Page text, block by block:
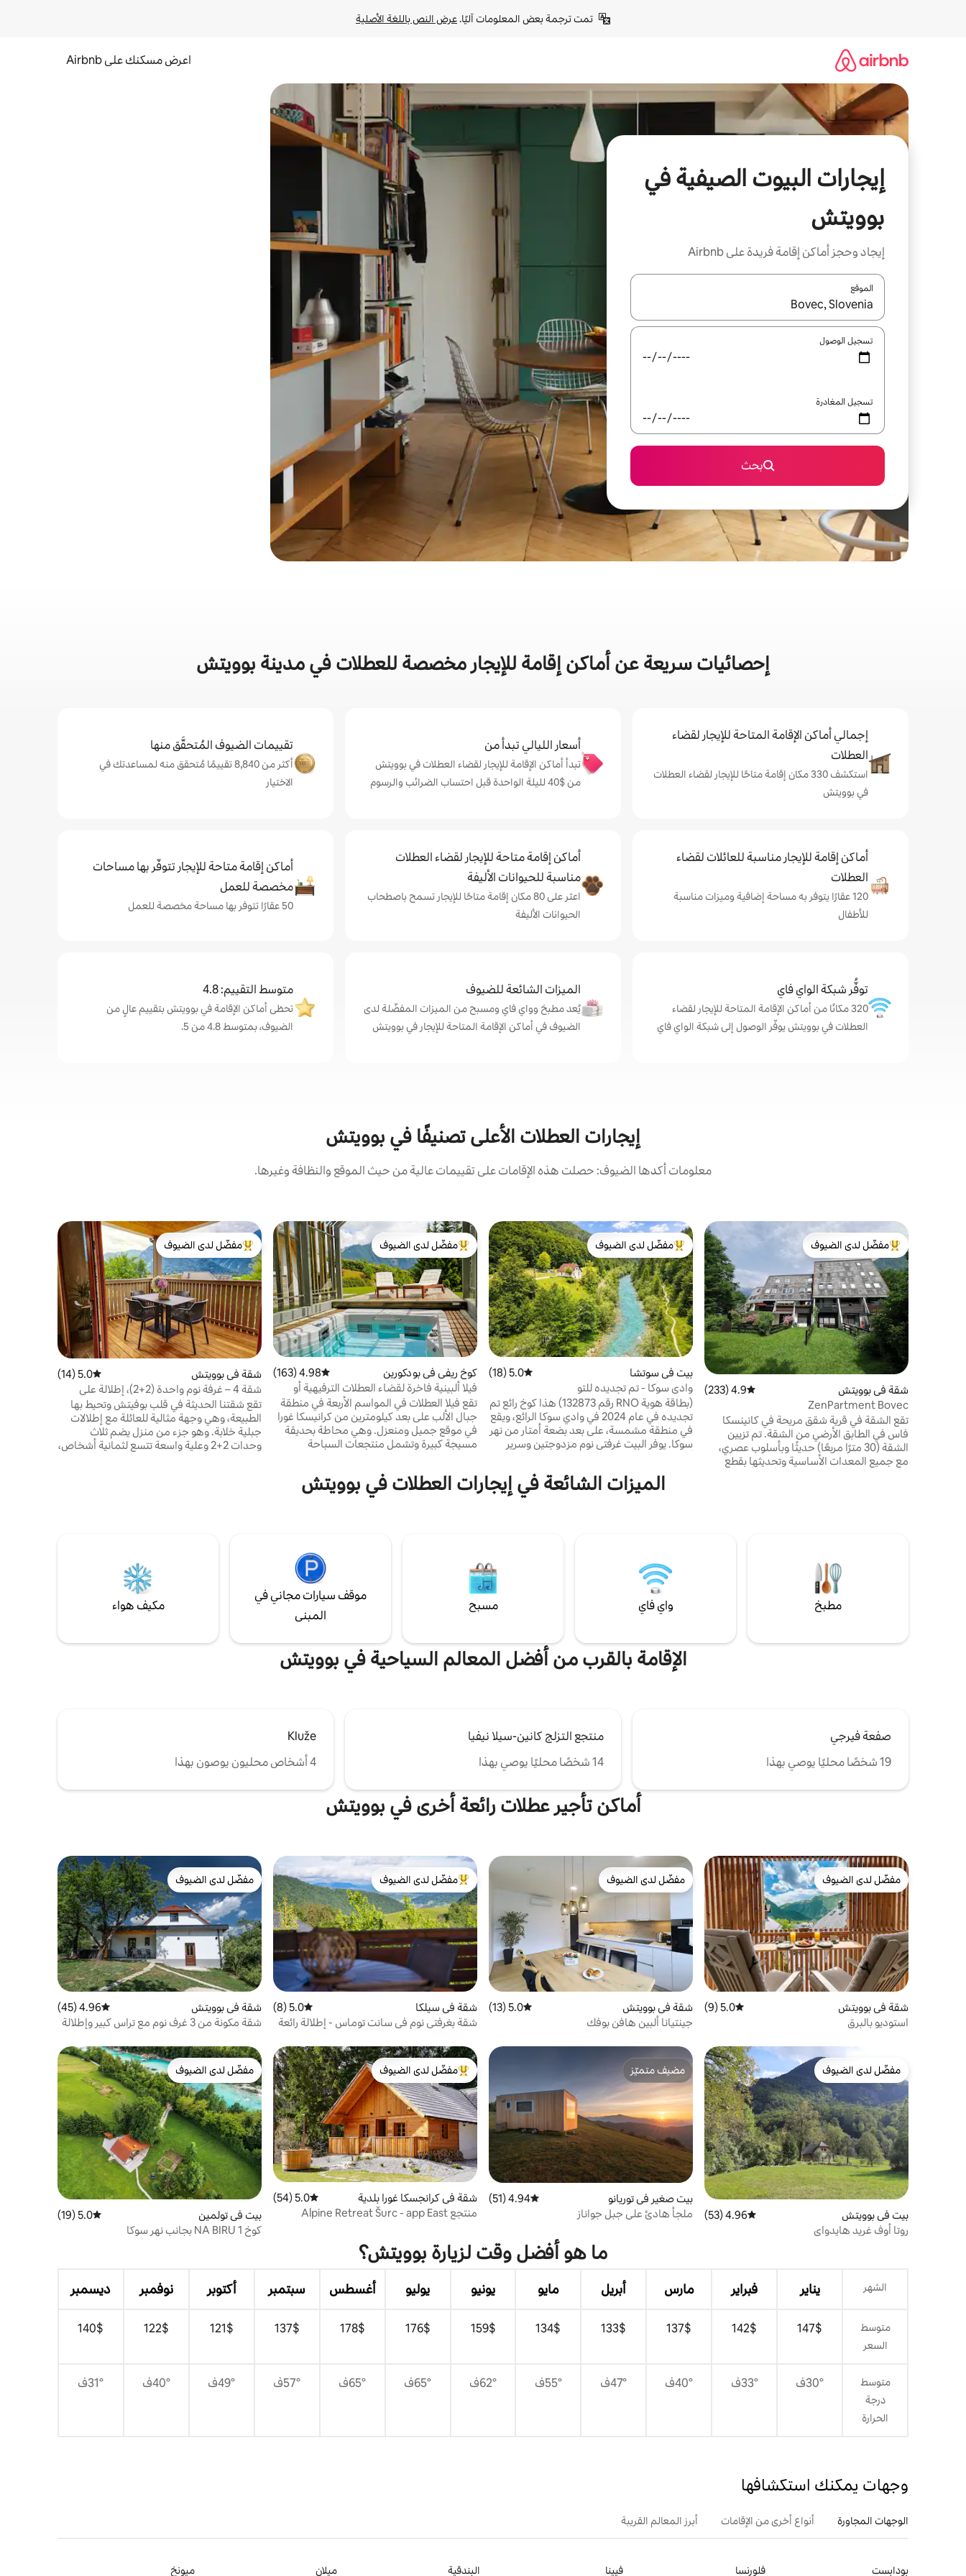
تمت ترجمة بعض المعلومات آليًا. عرض النص باللغة الأصلية
اعرض مسكنك على Airbnb
إيجارات البيوت الصيفية في
بوويتش
إيجاد وحجز أماكن إقامة فريدة على Airbnb
الموقع
عند توفر النتائج، انتقل باستخدام السهمين لأعلى ولأسفل أو استكشف عن طريق اللمس أو السحب.
تسجيل الوصول
تسجيل المغادرة
بحث
إحصائيات سريعة عن أماكن إقامة للإيجار مخصصة للعطلات في مدينة بوويتش
إجمالي أماكن الإقامة المتاحة للإيجار لقضاء
العطلات
استكشف 330 مكان إقامة متاحًا للإيجار لقضاء العطلات
في بوويتش
أسعار الليالي تبدأ من
تبدأ أماكن الإقامة للإيجار لقضاء العطلات في بوويتش
من $‏40 لليلة الواحدة قبل احتساب الضرائب والرسوم
تقييمات الضيوف المُتحقَّق منها
أكثر من 8,840 تقييمًا مُتحقق منه لمساعدتك في
الاختيار
أماكن إقامة للإيجار مناسبة للعائلات لقضاء
العطلات
120 عقارًا يتوفر به مساحة إضافية وميزات مناسبة
للأطفال
أماكن إقامة متاحة للإيجار لقضاء العطلات
مناسبة للحيوانات الأليفة
اعثر على 80 مكان إقامة متاحًا للإيجار تسمح باصطحاب
الحيوانات الأليفة
أماكن إقامة متاحة للإيجار تتوفّر بها مساحات
مخصصة للعمل
50 عقارًا تتوفر بها مساحة مخصصة للعمل
توفُّر شبكة الواي فاي
320 مكانًا من أماكن الإقامة المتاحة للإيجار لقضاء
العطلات في بوويتش يوفّر الوصول إلى شبكة الواي فاي
الميزات الشائعة للضيوف
يُعد مطبخ وواي فاي ومسبح من الميزات المفضّلة لدى
الضيوف في أماكن الإقامة المتاحة للإيجار في بوويتش
متوسط التقييم: 4.8
تحظى أماكن الإقامة في بوويتش بتقييم عالٍ من
الضيوف، بمتوسط 4.8 من 5.
إيجارات العطلات الأعلى تصنيفًا في بوويتش
معلومات أكدها الضيوف: حصلت هذه الإقامات على تقييمات عالية من حيث الموقع والنظافة وغيرها.
من أبرز البيوت المفضّلة لدى الضيوف
مفضّل لدى الضيوف
شقة في بوويتش متوسط التقييم 4.9 من 5، 233 مراجعات
4.9 (233)
ZenPartment Bovec
تقع الشقة في قرية شقق مريحة في كانينسكا
فاس في الطابق الأرضي من الشقة. تم تزيين
الشقة (30 مترًا مربعًا) حديثًا وبأسلوب عصري،
مع جميع المعدات الأساسية وتحديثها بقطع
من أبرز البيوت المفضّلة لدى الضيوف
مفضّل لدى الضيوف
بيت في سوتشا متوسط التقييم 5.0 من 5، 18 مراجعات
5.0 (18)
وادي سوكا - تم تجديده للتو
(بطاقة هوية RNO رقم 132873) هذا كوخ رائع تم
تجديده في عام 2024 في وادي سوكا الرائع، ويقع
في منطقة مشمسة، على بعد بضعة أمتار من نهر
سوكا. يوفر البيت غرفتي نوم مزدوجتين وسرير
الخارجية ومناطق الجلوس. شواء. تم تجديد الكوخ
في يونيو 2024 ويوفر أثاثًا وبياضات ووسائل راحة
عالية الجودة. يحتوي المطبخ على كل ما تحتاجه
من أبرز البيوت المفضّلة لدى الضيوف
مفضّل لدى الضيوف
كوخ ريفي في بودكورين متوسط التقييم 4.98 من 5، 163 مراجعات
4.98 (163)
فيلا ألبينية فاخرة لقضاء العطلات الترفيهية أو
النشطة
تقع فيلا العطلات في المواسم الأربعة في منطقة
جبال الألب على بعد كيلومترين من كرانيسكا غورا
في موقع جميل ومنعزل. وهي محاطة بحديقة
مسيجة كبيرة وتشمل منتجعات السباحة
وهي مثالية لقضاء العطلات الترفيهية و/أو
النشطة جدًا (المشي لمسافات طويلة وركوب
الدراجات وما إلى ذلك). وهو مثالي خلال وقت
من أبرز البيوت المفضّلة لدى الضيوف
مفضّل لدى الضيوف
شقة في بوويتش متوسط التقييم 5.0 من 5، 14 مراجعات
5.0 (14)
شقة 4 – غرفة نوم واحدة (2+2)، إطلالة على
الجبل
تقع شقتنا الحديثة في قلب بوفيتش وتحيط بها
الطبيعة، وهي وجهة مثالية للعائلة مع إطلالات
جبلية خلابة. وهو جزء من منزل يضم ثلاث
وحدات 2+2 وعلية واسعة تتسع لثمانية أشخاص،
الميزات الشائعة في إيجارات العطلات في بوويتش
مطبخ واي فاي مسبح
موقف سيارات مجاني في
المبنى
مكيف هواء
الإقامة بالقرب من أفضل المعالم السياحية في بوويتش
صفعة فيرجي
19 شخصًا محليًا يوصي بهذا
منتجع التزلج كانين-سيلا نيفيا
14 شخصًا محليًا يوصي بهذا
Kluže
4 أشخاص محليون يوصون بهذا
أماكن تأجير عطلات رائعة أخرى في بوويتش
مفضّل لدى الضيوف
مفضّل لدى الضيوف
شقة في بوويتش متوسط التقييم 5.0 من 5، 9 مراجعات
5.0 (9)
استوديو بالبرق
مفضّل لدى الضيوف
مفضّل لدى الضيوف
شقة في بوويتش متوسط التقييم 5.0 من 5، 13 مراجعات
5.0 (13)
جينتيانا ألبين هافن بوفك
من أبرز البيوت المفضّلة لدى الضيوف
مفضّل لدى الضيوف
شقة في سيلكا متوسط التقييم 5.0 من 5، 8 مراجعات
5.0 (8)
شقة بغرفتي نوم في سانت توماس - إطلالة رائعة
مفضّل لدى الضيوف
مفضّل لدى الضيوف
شقة في بوويتش متوسط التقييم 4.96 من 5، 45 مراجعات
4.96 (45)
شقة مكونة من 3 غرف نوم مع تراس كبير وإطلالة
مفضّل لدى الضيوف
مفضّل لدى الضيوف
بيت في بوويتش متوسط التقييم 4.96 من 5، 53 مراجعات
4.96 (53)
روتا أوف غريد هايدواي
مضيف متميّز
مضيف متميّز
بيت صغير في توريانو متوسط التقييم 4.94 من 5، 51 مراجعات
4.94 (51)
ملجأ هادئ على جبل جواناز
من أبرز البيوت المفضّلة لدى الضيوف
مفضّل لدى الضيوف
شقة في كرانجسكا غورا بلدية متوسط التقييم 5.0 من 5، 54 مراجعات
5.0 (54)
منتجع Alpine Retreat Šurc - app East
مفضّل لدى الضيوف
مفضّل لدى الضيوف
بيت في تولمين متوسط التقييم 5.0 من 5، 19 مراجعات
5.0 (19)
كوخ NA BIRU 1 بجانب نهر سوكا
ما هو أفضل وقت لزيارة بوويتش؟
الشهر يناير فبراير مارس أبريل مايو يونيو يوليو أغسطس سبتمبر أكتوبر نوفمبر ديسمبر
متوسط
السعر
$‏147
$‏142
$‏137
$‏133
$‏134
$‏159
$‏176
$‏178
$‏137
$‏121
$‏122
$‏140
متوسط
درجة
الحرارة
30°ف 33°ف 40°ف 47°ف 55°ف 62°ف 65°ف 65°ف 57°ف 49°ف 40°ف 31°ف
وجهات يمكنك استكشافها
الوجهات المجاورة أنواع أخرى من الإقامات أبرز المعالم القريبة
بودابست فلورنسا فيينا البندقية ميلان ميونخ